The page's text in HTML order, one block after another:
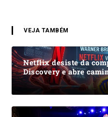
VEJA TAMBÉM
Netflix desiste da
Discovery e abre